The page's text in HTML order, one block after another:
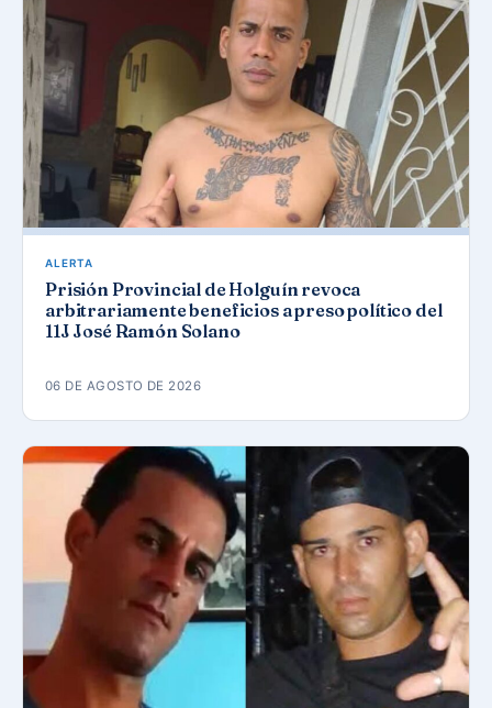
ALERTA
Prisión Provincial de Holguín revoca
arbitrariamente beneficios a preso político del
11J José Ramón Solano
06 DE AGOSTO DE 2026